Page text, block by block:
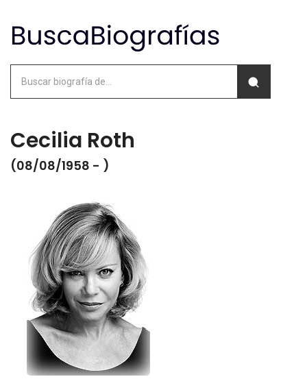
Cecilia Roth
(08/08/1958 - )